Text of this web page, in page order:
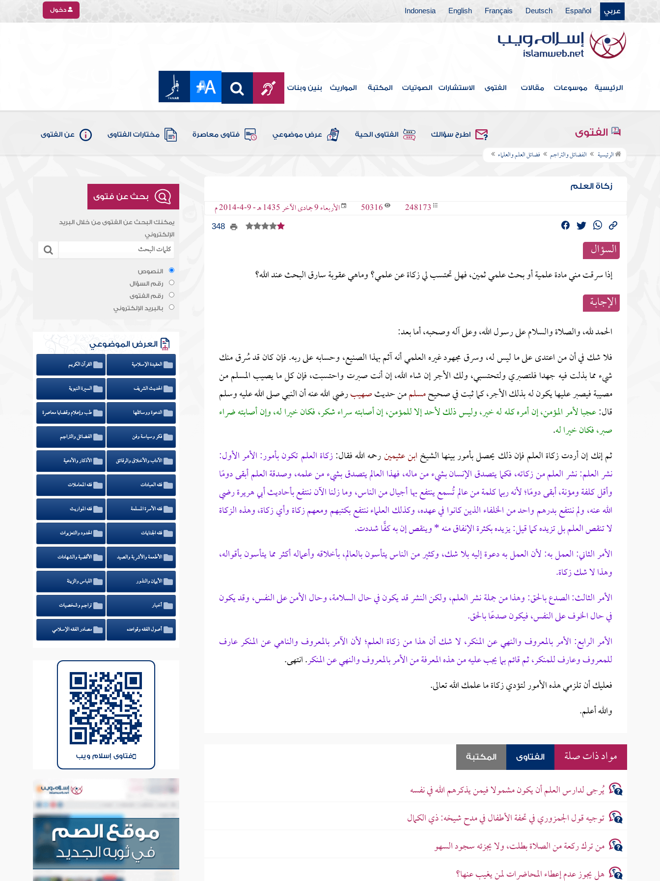
عربي Español
Deutsch
Français
English
Indonesia دخول
الرئيسية موسوعات مقالات الفتوى الاستشارات الصوتيات المكتبة المواريث بنين وبنات
الفتوى اطرح سؤالك الفتاوى الحية عرض موضوعي فتاوى معاصرة مختارات الفتاوى عن الفتوى
الرئيسية الفضائل والتراجم فضائل العلم والعلماء
زكاة العلم
248173
50316 الأربعاء 9 جمادى الآخر 1435 هـ - 9-4-2014 م
348
السؤال
إذا سرقت مني مادة علمية أو بحث علمي ثمين، فهل تحتسب لي زكاة عن علمي؟ وماهي عقوبة سارق البحث عند الله؟
الإجابــة
الحمد لله، والصلاة والسلام على رسول الله، وعلى آله وصحبه، أما بعد:
فلا شك في أن من اعتدى على ما ليس له، وسرق مجهود غيره العلمي أنه آثم بهذا الصنيع، وحسابه على ربه. فإن كان قد سُرق منك
شيء مما بذلت فيه جهدا فلتصبري ولتحتسبي، ولك الأجر إن شاء الله، إن أنت صبرت واحتسبت، فإن كل ما يصيب المسلم من
مصيبة فيصبر عليها يكون له بذلك الأجر، كما ثبت في صحيحمسلممن حديثصهيبرضي الله عنه أن النبي صلى الله عليه وسلم
قال:عجبا لأمر المؤمن، إن أمره كله له خير، وليس ذلك لأحد إلا للمؤمن، إن أصابته سراء شكر، فكان خيرا له، وإن أصابته ضراء
صبر، فكان خيرا له.
ثم إنك إن أردت زكاة العلم فإن ذلك يحصل بأمور بينها الشيخابن عثيمينرحمه الله فقال:زكاة العلم تكون بأمور: الأمر الأول:
نشر العلم: نشر العلم من زكاته، فكما يتصدق الإنسان بشيء من ماله، فهذا العالم يتصدق بشيء من علمه، وصدقة العلم أبقى دومًا
وأقل كلفة ومؤنة، أبقى دومًا؛ لأنه ربما كلمة من عالم تُسمع ينتفع بها أجيال من الناس، وما زلنا الآن ننتفع بأحاديث أبي هريرة رضي
الله عنه، ولم ننتفع بدرهم واحد من الخلفاء الذين كانوا في عهده، وكذلك العلماء ننتفع بكتبهم ومعهم زكاة وأي زكاة، وهذه الزكاة
لا تنقص العلم بل تزيده كما قيل: يزيده بكثرة الإنفاق منه * وينقص إن به كفًّا شددت.
الأمر الثاني: العمل به: لأن العمل به دعوة إليه بلا شك، وكثير من الناس يتأسون بالعالم، بأخلاقه وأعماله أكثر مما يتأسون بأقواله،
وهذا لا شك زكاة.
الأمر الثالث: الصدع بالحق: وهذا من جملة نشر العلم، ولكن النشر قد يكون في حال السلامة، وحال الأمن على النفس، وقد يكون
في حال الخوف على النفس، فيكون صدعًا بالحق.
الأمر الرابع: الأمر بالمعروف والنهي عن المنكر، لا شك أن هذا من زكاة العلم؛ لأن الآمر بالمعروف والناهي عن المنكر عارف
للمعروف وعارف للمنكر، ثم قائم بما يجب عليه من هذه المعرفة من الأمر بالمعروف والنهي عن المنكر. انتهى.
فعليك أن تلزمي هذه الأمور لتؤدي زكاة ما علمك الله تعالى.
والله أعلم.
مواد ذات صلة الفتاوى المكتبة
يُرجى لدارس العلم أن يكون مشمولا فيمن يذكرهم الله في نفسه
توجيه قول الجمزوري في تحفة الأطفال في مدح شيخه: ذي الكمال
من ترك ركعة من الصلاة بطلت، ولا يجزئه سجود السهو
هل يجوز عدم إعطاء المحاضرات لمن يغيب عنها؟
بحث عن فتوى
يمكنك البحث عن الفتوى من خلال البريد
الإلكتروني
النصوص
رقم السؤال
رقم الفتوى
بالبريد الإلكتروني
العرض الموضوعي
العقيدة الإسلامية القرآن الكريم
الحديث الشريف السيرة النبوية
الدعوة ووسائلها طب وإعلام وقضايا معاصرة
فكر وسياسة وفن الفضائل والتراجم
الآداب والأخلاق والرقائق الأذكار والأدعية
فقه العبادات فقه المعاملات
فقه الأسرة المسلمة فقه المواريث
فقه الجنايات الحدود والتعزيرات
الأطعمة والأشربة والصيد الأقضية والشهادات
الأيمان والنذور اللباس والزينة
أخبار تراجم وشخصيات
أصول الفقه وقواعده مصادر الفقه الإسلامي
فتاوى إسلام ويب